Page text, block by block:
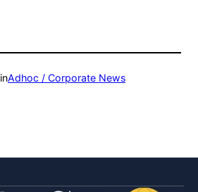
inAdhoc / Corporate News